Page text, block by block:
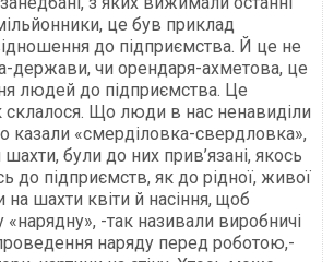
це був приклад
до підприємства. Й це не
держави, чи орендаря-ахметова, це
людей до підприємства. Це
склалося. Що люди в нас ненавиділи
казали «смерділовка-свердловка»,
були до них прив’язані, якось
до підприємств, як до рідної, живої
на шахти квіти й насіння, щоб
«нарядну», -так називали виробничі
наряду перед роботою,-